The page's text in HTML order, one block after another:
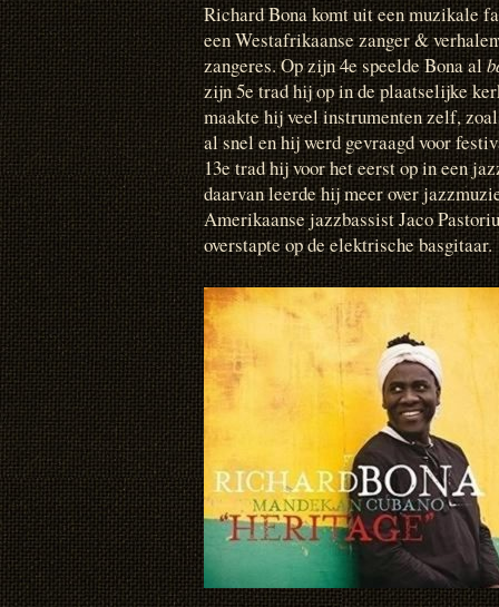
Richard Bona komt uit een muzikale
een Westafrikaanse zanger &
zangeres. Op zijn 4e speelde Bona al
zijn 5e trad hij op in de plaatselijke
maakte hij veel instrumenten zelf,
al snel en hij werd gevraagd voor
13e trad hij voor het eerst op in een
daarvan leerde hij meer over
Amerikaanse jazzbassist Jaco
overstapte op de elektrische basgitaar.